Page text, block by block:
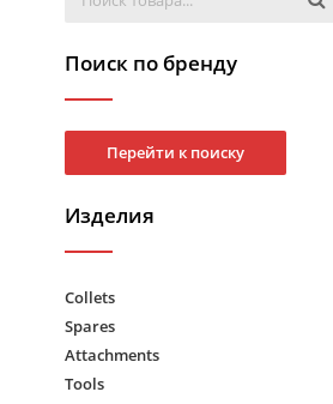
Поиск по бренду
Перейти к поиску
Изделия
Collets
Spares
Attachments
Tools